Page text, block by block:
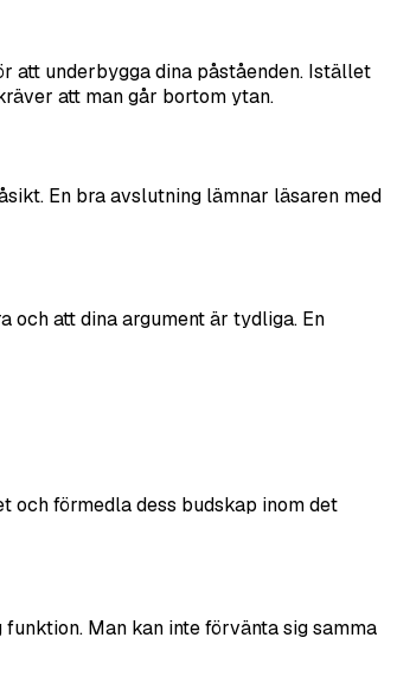
att underbygga dina påståenden. Istället
att man går bortom ytan.
En bra avslutning lämnar läsaren med
och att dina argument är tydliga. En
och förmedla dess budskap inom det
Man kan inte förvänta sig samma